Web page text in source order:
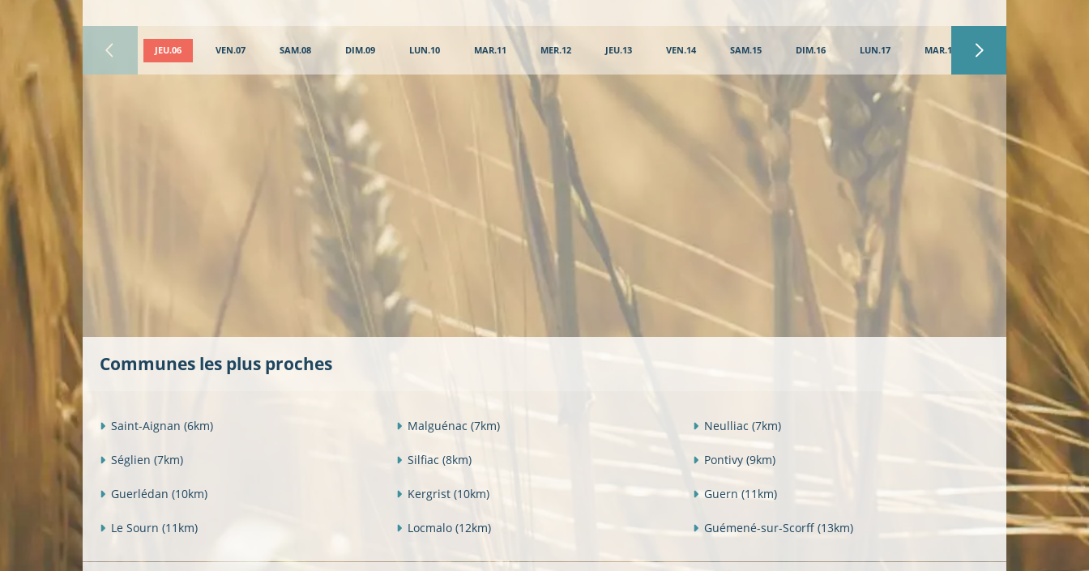
JEU.06 VEN.07 SAM.08 DIM.09 LUN.10 MAR.11 MER.12 JEU.13 VEN.14 SAM.15 DIM.16 LUN.17 MAR.18
Communes les plus proches
Saint-Aignan (6km) Malguénac (7km) Neulliac (7km)
Séglien (7km) Silfiac (8km) Pontivy (9km)
Guerlédan (10km) Kergrist (10km) Guern (11km)
Le Sourn (11km) Locmalo (12km) Guémené-sur-Scorff (13km)